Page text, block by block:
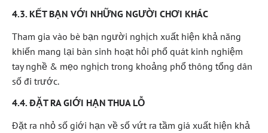
4.3. KẾT BẠN VỚI NHỮNG NGƯỜI CHƠI KHÁC
Tham gia vào bè bạn người nghịch xuất hiện khả năng
khiến mang lại bàn sinh hoạt hỏi phổ quát kinh nghiệm
tay nghề & mẹo nghịch trong khoảng phổ thông tổng dân
số đi trước.
4.4. ĐẶT RA GIỚI HẠN THUA LỖ
Đặt ra nhỏ số giới hạn về số vứt ra tầm giá xuất hiện khả